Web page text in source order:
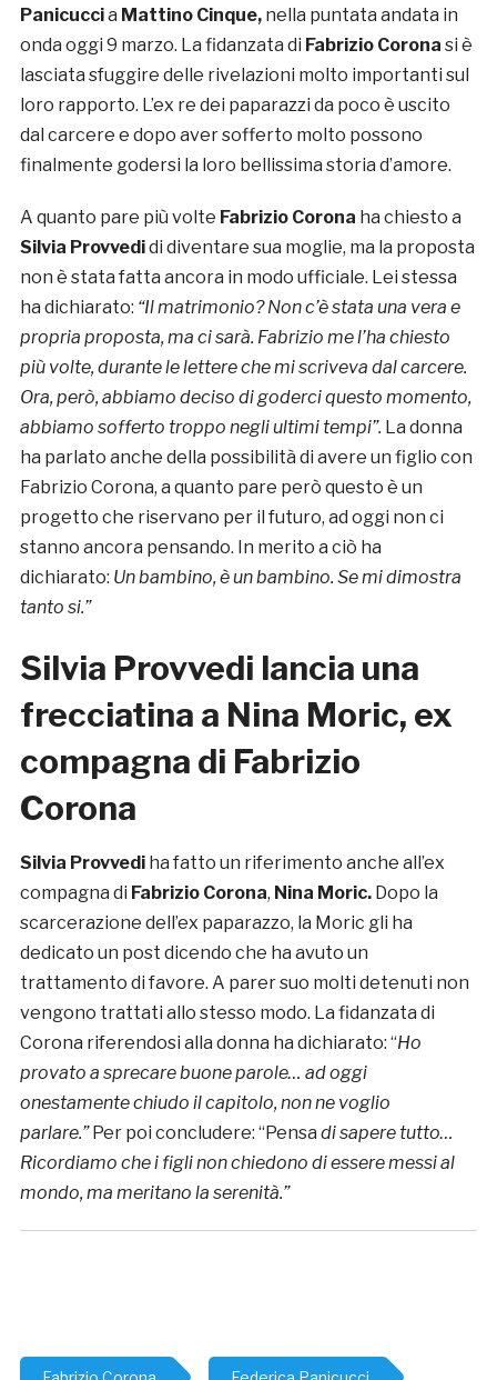
Panicuccia Mattino Cinque, nella puntata andata in
onda oggi 9 marzo. La fidanzata di Fabrizio Corona si è
lasciata sfuggire delle rivelazioni molto importanti sul
loro rapporto. L’ex re dei paparazzi da poco è uscito
dal carcere e dopo aver sofferto molto possono
finalmente godersi la loro bellissima storia d’amore.
A quanto pare più volte Fabrizio Corona ha chiesto a
Silvia Provvedidi diventare sua moglie, ma la proposta
non è stata fatta ancora in modo ufficiale. Lei stessa
ha dichiarato: “Il matrimonio? Non c’è stata una vera e
propria proposta, ma ci sarà. Fabrizio me l’ha chiesto
più volte, durante le lettere che mi scriveva dal carcere.
Ora, però, abbiamo deciso di goderci questo momento,
abbiamo sofferto troppo negli ultimi tempi”. La donna
ha parlato anche della possibilità di avere un figlio con
Fabrizio Corona, a quanto pare però questo è un
progetto che riservano per il futuro, ad oggi non ci
stanno ancora pensando. In merito a ciò ha
dichiarato: Un bambino, è un bambino. Se mi dimostra
tanto si.”
Silvia Provvedi lancia una
frecciatina a Nina Moric, ex
compagna di Fabrizio
Corona
Silvia Provvediha fatto un riferimento anche all’ex
compagna di Fabrizio Corona, Nina Moric. Dopo la
scarcerazione dell’ex paparazzo, la Moric gli ha
dedicato un post dicendo che ha avuto un
trattamento di favore. A parer suo molti detenuti non
vengono trattati allo stesso modo. La fidanzata di
Corona riferendosi alla donna ha dichiarato: “Ho
provato a sprecare buone parole… ad oggi
onestamente chiudo il capitolo, non ne voglio
parlare.”Per poi concludere: “Pensa di sapere tutto…
Ricordiamo che i figli non chiedono di essere messi al
mondo, ma meritano la serenità.”